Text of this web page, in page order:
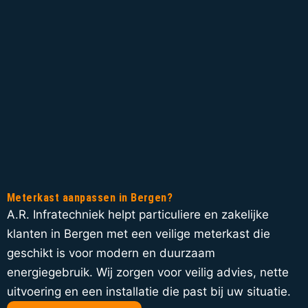
Meterkast aanpassen in Bergen?
A.R. Infratechniek helpt particuliere en zakelijke
klanten in Bergen met een veilige meterkast die
geschikt is voor modern en duurzaam
energiegebruik. Wij zorgen voor veilig advies, nette
uitvoering en een installatie die past bij uw situatie.